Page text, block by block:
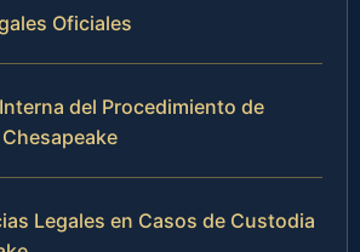
Oficiales
del Procedimiento de
Legales en Casos de Custodia